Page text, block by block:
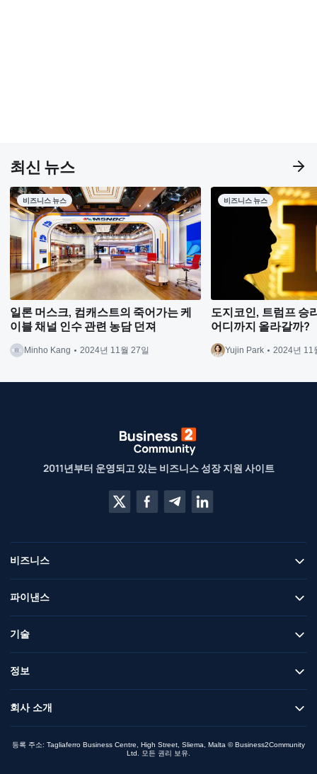
최신 뉴스
일론 머스크, 컴캐스트의 죽어가는 케
이블 채널 인수 관련 농담 던져
Minho Kang 2024년 11월 27일
비즈니스 뉴스
도지코인, 트럼프 승
어디까지 올라갈까?
Yujin Park 2024년 11
비즈니스 뉴스
2011년부터 운영되고 있는 비즈니스 성장 지원 사이트
비즈니스
파이낸스
기술
정보
회사 소개
등록 주소: Tagliaferro Business Centre, High Street, Sliema, Malta © Business2Community
Ltd. 모든 권리 보유.